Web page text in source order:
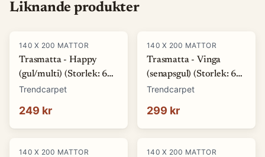
Liknande produkter
140 X 200 MATTOR
Trasmatta - Happy
(gul/multi) (Storlek: 60
x 120 cm)
Trendcarpet
249 kr
140 X 200 MATTOR
Trasmatta - Vinga
(senapsgul) (Storlek: 60
x 120 cm)
Trendcarpet
299 kr
140 X 200 MATTOR 140 X 200 MATTOR